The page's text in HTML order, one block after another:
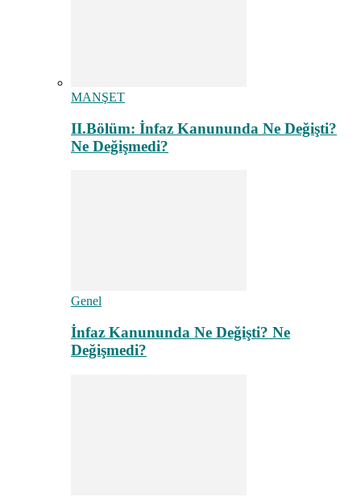
MANŞET
II.Bölüm: İnfaz Kanununda Ne Değişti?
Ne Değişmedi?
Genel
İnfaz Kanununda Ne Değişti? Ne
Değişmedi?